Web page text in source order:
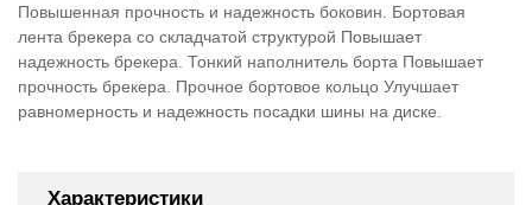
Повышенная прочность и надежность боковин. Бортовая
лента брекера со складчатой структурой Повышает
надежность брекера. Тонкий наполнитель борта Повышает
прочность брекера. Прочное бортовое кольцо Улучшает
равномерность и надежность посадки шины на диске.
Характеристики